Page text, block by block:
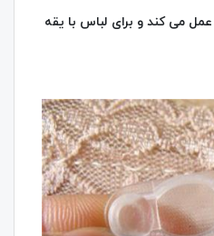
می کند و برای لباس با یقه